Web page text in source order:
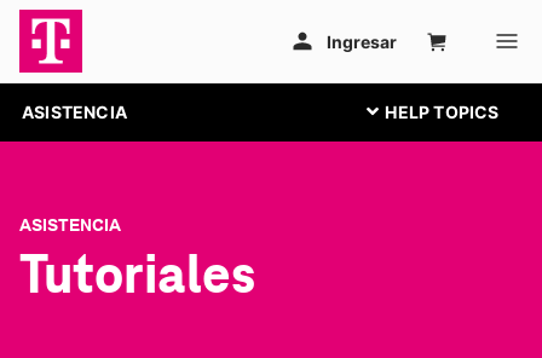
ASISTENCIA
ASISTENCIA
Tutoriales